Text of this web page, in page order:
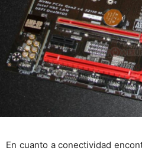
En cuanto a conectividad